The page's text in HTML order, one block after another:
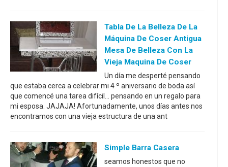
Tabla De La Belleza De La
Máquina De Coser Antigua
Mesa De Belleza Con La
Vieja Maquina De Coser
Un día me desperté pensando
que estaba cerca a celebrar mi 4 º aniversario de boda así
que comencé una tarea difícil... pensando en un regalo para
mi esposa. JAJAJA! Afortunadamente, unos días antes nos
encontramos con una vieja estructura de una ant
Simple Barra Casera
seamos honestos que no